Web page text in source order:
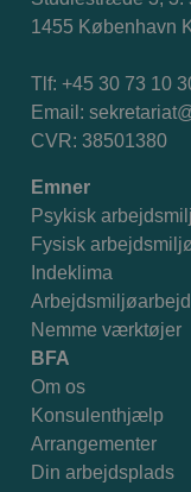
1455 København
Tlf: +45 30 73 10
Email:
CVR: 38501380
Emner
Psykisk
Fysisk
Indeklima
Nemme værktøjer
BFA
Om os
Konsulenthjælp
Arrangementer
Din arbejdsplads